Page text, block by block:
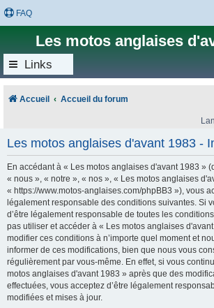
FAQ
Les motos anglaises
Links
Accueil Accueil du forum
Les motos anglaises d'avant 1983 -
En accédant à « Les motos anglaises d'avant 1983 »
« nous », « notre », « nos », « Les motos anglaises
« https://www.motos-anglaises.com/phpBB3 »), vous
légalement responsable des conditions suivantes. Si
d’être légalement responsable de toutes les
pas utiliser et accéder à « Les motos anglaises
modifier ces conditions à n’importe quel moment et
informer de ces modifications, bien que nous vous
régulièrement par vous-même. En effet, si vous
motos anglaises d'avant 1983 » après que des
effectuées, vous acceptez d’être légalement
modifiées et mises à jour.